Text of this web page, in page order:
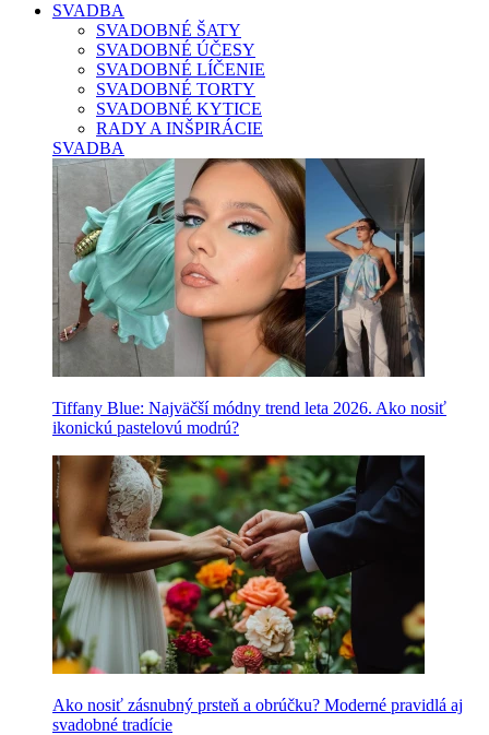
SVADBA
SVADOBNÉ ŠATY
SVADOBNÉ ÚČESY
SVADOBNÉ LÍČENIE
SVADOBNÉ TORTY
SVADOBNÉ KYTICE
RADY A INŠPIRÁCIE
SVADBA
Tiffany Blue: Najväčší módny trend leta 2026. Ako nosiť
ikonickú pastelovú modrú?
Ako nosiť zásnubný prsteň a obrúčku? Moderné pravidlá aj
svadobné tradície